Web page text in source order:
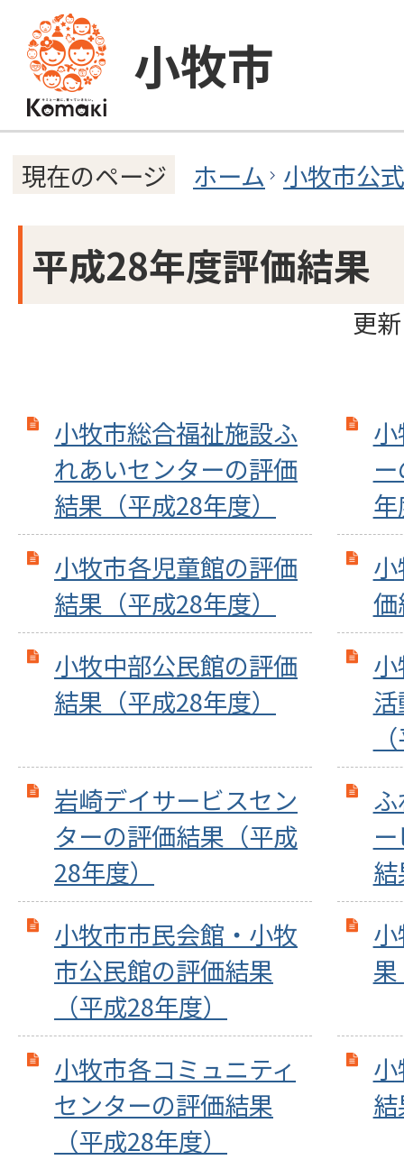
小牧市
現在のページ ホーム 小牧市公
平成28年度評価結果
更
小牧市総合福祉施設ふ
れあいセンターの評価
結果（平成28年度）
小牧市各児童館の評価
結果（平成28年度）
小牧中部公民館の評価
結果（平成28年度）
岩崎デイサービスセン
ターの評価結果（平成
28年度）
小牧市市民会館・小牧
市公民館の評価結果
（平成28年度）
小牧市各コミュニティ
センターの評価結果
（平成28年度）